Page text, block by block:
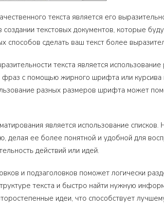
текста является его
текстовых документов, которые
способов сделать ваш текст более
текста является
с помощью жирного шрифта или
разных размеров шрифта может
является использование
делая ее более понятной и удобной для
действий или идей.
и подзаголовков поможет логически
текста и быстро найти нужную
идеи, что способствует